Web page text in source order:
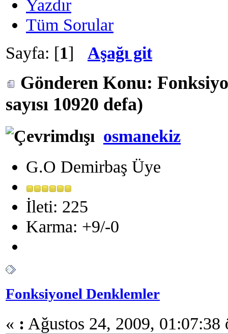
Yazdır
Tüm Sorular
Sayfa: [1] Aşağı git
Gönderen Konu:
sayısı 10920 defa)
osmanekiz
G.O Demirbaş Üye
İleti: 225
Karma: +9/-0
Fonksiyonel Denklemler
« : Ağustos 24, 2009, 01:07:38